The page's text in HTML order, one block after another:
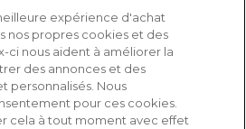
expérience d'achat
nos propres cookies et des
ci nous aident à améliorer la
des annonces et des
personnalisés. Nous
pour ces cookies.
cela à tout moment avec effet